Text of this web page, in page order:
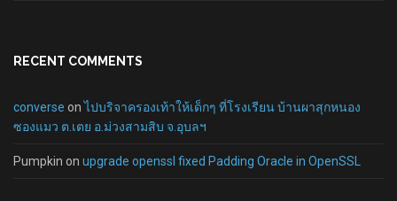
RECENT COMMENTS
converse onไปบริจาครองเท้าให้เด็กๆ ที่โรงเรียน บ้านผาสุกหนอง
ซองแมว ต.เตย อ.ม่วงสามสิบ จ.อุบลฯ
Pumpkin on upgrade openssl fixed Padding Oracle in OpenSSL